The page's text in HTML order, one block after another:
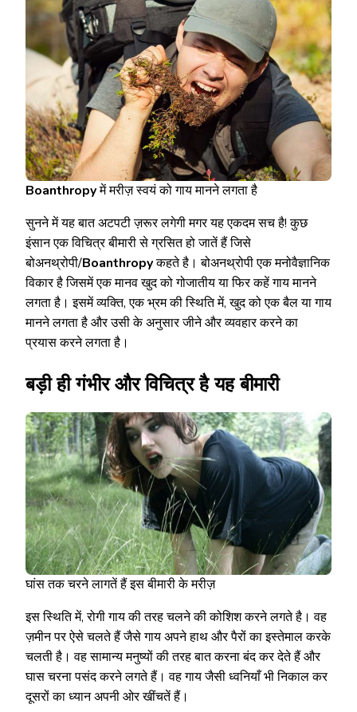
Boanthropyमें मरीज़ स्वयं को गाय मानने लगता है
सुनने में यह बात अटपटी ज़रूर लगेगी मगर यह एकदम सच है! कुछ
इंसान एक विचित्र बीमारी से ग्रसित हो जातें हैं जिसे
बोअनथ्रोपी/Boanthropyकहते है। बोअनथ्रोपी एक मनोवैज्ञानिक
विकार है जिसमें एक मानव खुद को गोजातीय या फिर कहें गाय मानने
लगता है। इसमें व्यक्ति, एक भ्रम की स्थिति में, खुद को एक बैल या गाय
मानने लगता है और उसी के अनुसार जीने और व्यवहार करने का
प्रयास करने लगता है।
बड़ी ही गंभीर और विचित्र है यह बीमारी
घांस तक चरने लागतें हैं इस बीमारी के मरीज़
इस स्थिति में, रोगी गाय की तरह चलने की कोशिश करने लगते है। वह
ज़मीन पर ऐसे चलते हैं जैसे गाय अपने हाथ और पैरों का इस्तेमाल करके
चलती है। वह सामान्य मनुष्यों की तरह बात करना बंद कर देते हैं और
घास चरना पसंद करने लगते हैं। वह गाय जैसी ध्वनियाँ भी निकाल कर
दूसरों का ध्यान अपनी ओर खींचतें हैं।